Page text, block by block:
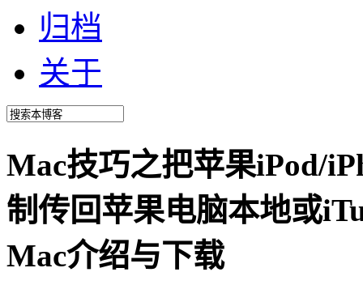
归档
关于
Mac技巧之把苹果iPod/
制传回苹果电脑本地或
Mac介绍与下载